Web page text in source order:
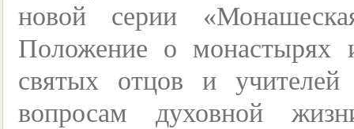
новой серии
Положение о монастырях
святых отцов и
вопросам духовной